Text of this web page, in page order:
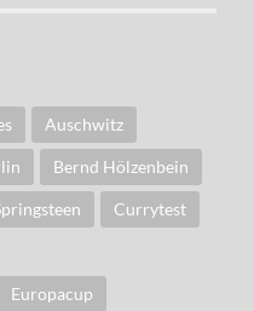
Auschwitz
Bernd Hölzenbein
Currytest
Europacup